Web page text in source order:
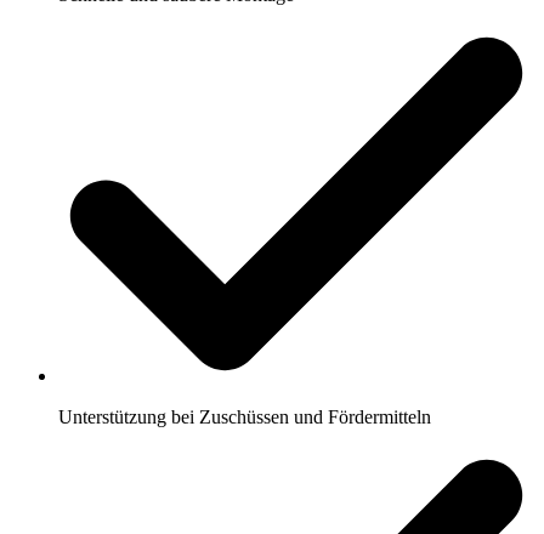
Unterstützung bei Zuschüssen und Fördermitteln